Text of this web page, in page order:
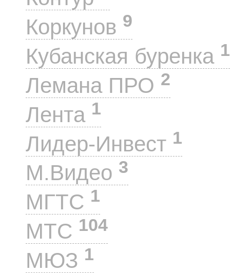
Коркунов 9
Кубанская буренка 1
Лемана ПРО 2
Лента 1
Лидер-Инвест 1
М.Видео 3
МГТС 1
МТС 104
МЮЗ 1